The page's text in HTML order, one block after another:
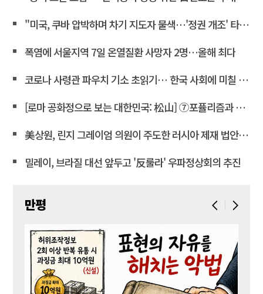
"미국, 쿠바 압박하며 차기 지도자 물색…'정권 개조' 타진"
폭염에 서울지역 7일 온열질환 사망자 2명…올해 최다
코로나 사령관 파우치 기소 초읽기… 한국 사회에 미칠 파장은
[로마 공화정으로 보는 대한민국: 松山] ⑦포퓰리즘과 선동은 민주주의를 어떻게 무너뜨리는가
美상원, 린지 그레이엄 의원이 주도한 러시아 제재 법안 통과
밀레이, 브라질 대선 앞두고 '反룰라' 우파정상회의 추진
만평